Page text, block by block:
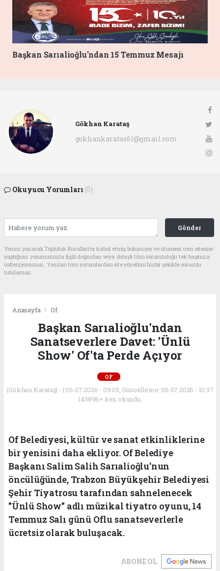
Başkan Sarıalioğlu'ndan 15 Temmuz Mesajı
Gökhan Karataş
gokhankaratas61@gmail.com
Okuyucu Yorumları (0)
Gönder
Yorum yazarak Topluluk Kuralları’nı kabul etmiş bulunuyor ve ofunsesi.com sitesine
yaptığınız yorumunuzla ilgili doğrudan veya dolaylı tüm sorumluluğu tek başınıza
üstleniyorsunuz. Yazılan tüm yorumlardan site yönetimi hiçbir şekilde sorumlu
tutulamaz.
Anasayfa Of
Başkan Sarıalioğlu'ndan
Sanatseverlere Davet: 'Ünlü
Show' Of'ta Perde Açıyor
OF
(Gökhan Karataş) - | 06.07.2026 - 09:05, Güncelleme: 06.07.2026 - 10:37
143896+ kez okundu.
Of Belediyesi, kültür ve sanat etkinliklerine
bir yenisini daha ekliyor. Of Belediye
Başkanı Salim Salih Sarıalioğlu'nun
öncülüğünde, Trabzon Büyükşehir Belediyesi
Şehir Tiyatrosu tarafından sahnelenecek
"Ünlü Show" adlı müzikal tiyatro oyunu, 14
Temmuz Salı günü Oflu sanatseverlerle
ücretsiz olarak buluşacak.
ABONE OL